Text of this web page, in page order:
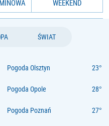
WEEKEND
ŚWIAT
Pogoda Olsztyn
Pogoda Opole
Pogoda Poznań